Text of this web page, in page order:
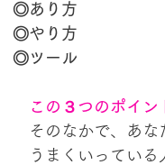
◎あり方
◎やり方
◎ツール
この３つのポイ
そのなかで、あなた
うまくいっている人